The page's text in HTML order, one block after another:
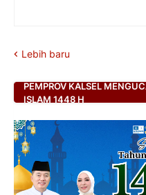
Lebih baru
PEMPROV KALSEL
ISLAM 1448 H